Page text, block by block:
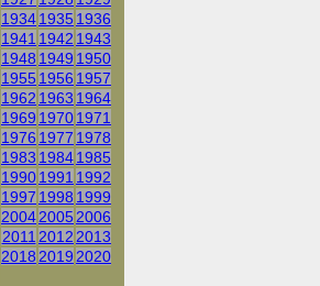
19341935 1936
1941 1942 1943
1948 1949 1950
1955 1956 1957
1962 1963 1964
1969 19701971
1976 1977 1978
1983 19841985
19901991 1992
1997 1998 1999
20042005 2006
2011 2012 2013
2018 2019 2020